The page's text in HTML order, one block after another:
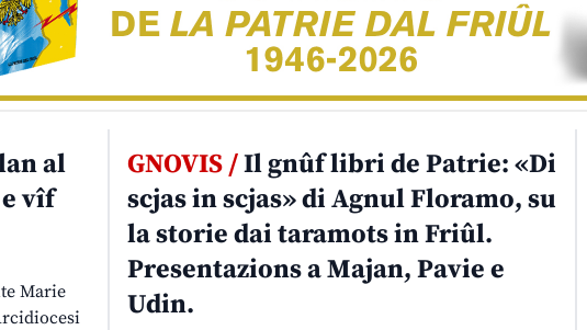
al
vîf
Marie
GNOVIS /Il gnûf libri de Patrie: «Di
scjas in scjas» di Agnul Floramo, su
la storie dai taramots in Friûl.
Presentazions a Majan, Pavie e
Udin.